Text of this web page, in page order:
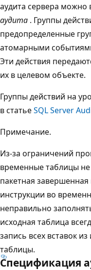
аудита сервера можно
аудита . Группы
предопределенные
атомарными
Эти действия
их в целевом объекте.
Группы действий на
в статьеSQL Server
Примечание.
Из-за ограничений
временные таблицы не
пакетная
инструкции во
неправильно
исходная таблица
запись всех вставок
таблицы.
Спецификация